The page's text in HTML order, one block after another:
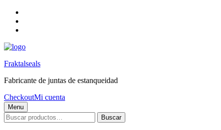
content
footer
Fraktalseals
Fabricante de juntas de estanqueidad
CheckoutMi cuenta
Menu
Buscar
por:
Buscar